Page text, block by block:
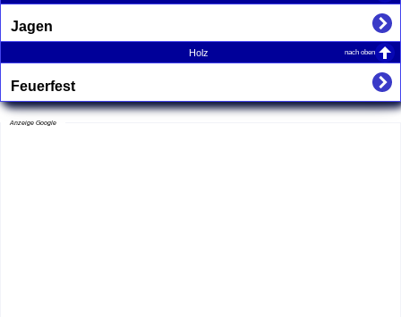
Jagen
Holz nach oben
Feuerfest
Anzeige Google